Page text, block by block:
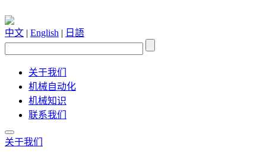
中文 | English | 日語
关于我们
机械自动化
机械知识
联系我们
关于我们